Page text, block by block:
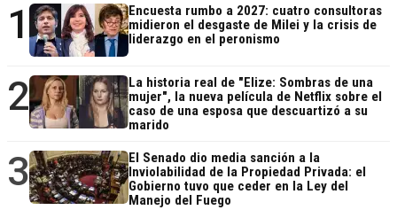
1
Encuesta rumbo a 2027: cuatro consultoras
midieron el desgaste de Milei y la crisis de
liderazgo en el peronismo
2
La historia real de "Elize: Sombras de una
mujer", la nueva película de Netflix sobre el
caso de una esposa que descuartizó a su
marido
3
El Senado dio media sanción a la
Inviolabilidad de la Propiedad Privada: el
Gobierno tuvo que ceder en la Ley del
Manejo del Fuego